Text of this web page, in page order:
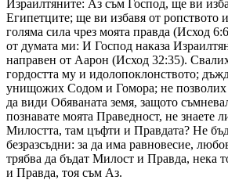
Израилтяните: Аз съм Господ, ще ви
Египетците; ще ви избавя от ропството
голяма сила чрез моята правда (Исход
от думата ми: И Господ наказа
направен от Аарон (Исход 32:35).
гордостта му и идолопоклонството;
унищожих Содом и Гомора; не
да види Обяваната земя, защото
познавате моята Праведност, не знаете
Милостта, там цъфти и Правдата? Не
безразсъдни: за да има равновесие,
трябва да бъдат Милост и Правда, нека
и Правда, тоя съм Аз.